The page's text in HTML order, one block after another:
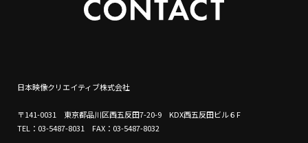
日本映像クリエイティブ株式会社
〒141-0031 東京都品川区西五反田7-20-9 KDX西五反田ビル６F
TEL：03-5487-8031 FAX：03-5487-8032